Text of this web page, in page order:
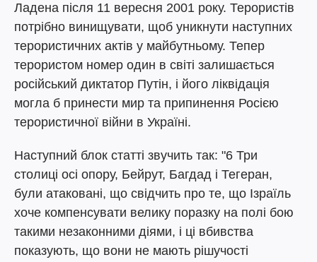
Ладена після 11 вересня 2001 року. Терористів
потрібно винищувати, щоб уникнути наступних
терористичних актів у майбутньому. Тепер
терористом номер один в світі залишається
російський диктатор Путін, і його ліквідація
могла б принести мир та припинення Росією
терористичної війни в Україні.
Наступний блок статті звучить так: "6 Три
столиці осі опору, Бейрут, Багдад і Тегеран,
були атаковані, що свідчить про те, що Ізраїль
хоче компенсувати велику поразку на полі бою
такими незаконними діями, і ці вбивства
показують, що вони не мають рішучості